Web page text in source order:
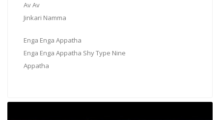
Av Av
Jinkari Namma
Enga Enga Appatha
Enga Enga Appatha Shy Type Nine
Appatha